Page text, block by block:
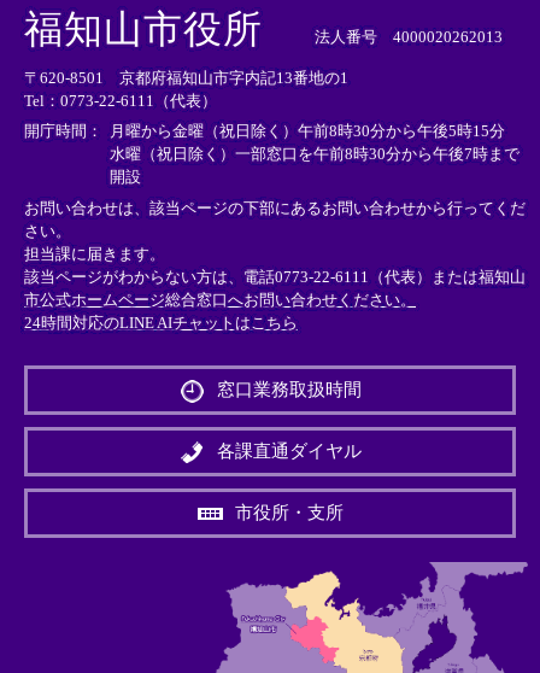
外
部
リ
ン
ク
＞
外
リ
ン
ク
＞
外
部
ン
ク
＞
福知山市役所 法人番号 4000020262013
〒620-8501 京都府福知山市字内記13番地の1
Tel：0773-22-6111（代表）
開庁時間：
月曜から金曜（祝日除く）午前8時30分から午後5時15分
水曜（祝日除く）一部窓口を午前8時30分から午後7時まで
開設
お問い合わせは、該当ページの下部にあるお問い合わせから行ってくだ
さい。
担当課に届きます。
該当ページがわからない方は、電話0773-22-6111（代表）または福知山
市公式ホームページ総合窓口へお問い合わせください。
24時間対応のLINE AIチャットはこちら
外
リ
窓口業務取扱時間
各課直通ダイヤル
市役所・支所